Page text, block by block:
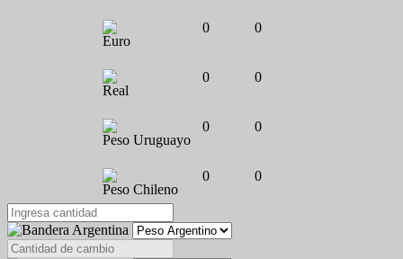
Euro
0 0
Real
0 0
Peso Uruguayo
0 0
Peso Chileno
0 0